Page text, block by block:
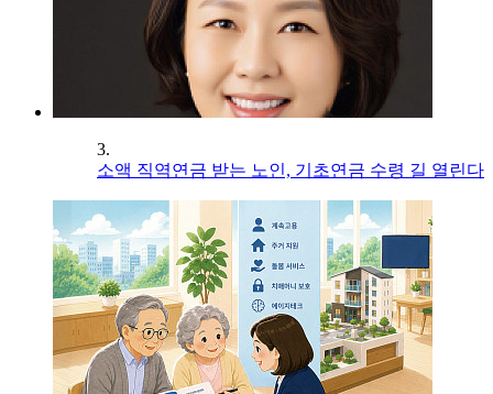
3.
소액 직역연금 받는 노인, 기초연금 수령 길 열린다